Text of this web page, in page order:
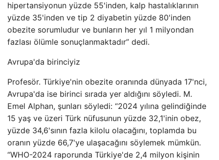
hipertansiyonun yüzde 55'inden, kalp hastalıklarının
yüzde 35'inden ve tip 2 diyabetin yüzde 80'inden
obezite sorumludur ve bunların her yıl 1 milyondan
fazlası ölümle sonuçlanmaktadır” dedi.
Avrupa'da birinciyiz
Profesör. Türkiye'nin obezite oranında dünyada 17'nci,
Avrupa'da ise birinci sırada yer aldığını söyledi. M.
Emel Alphan, şunları söyledi: “2024 yılına gelindiğinde
15 yaş ve üzeri Türk nüfusunun yüzde 32,1'inin obez,
yüzde 34,6'sının fazla kilolu olacağını, toplamda bu
oranın yüzde 66,7'ye ulaşacağını söylemek mümkün.
“WHO-2024 raporunda Türkiye'de 2,4 milyon kişinin